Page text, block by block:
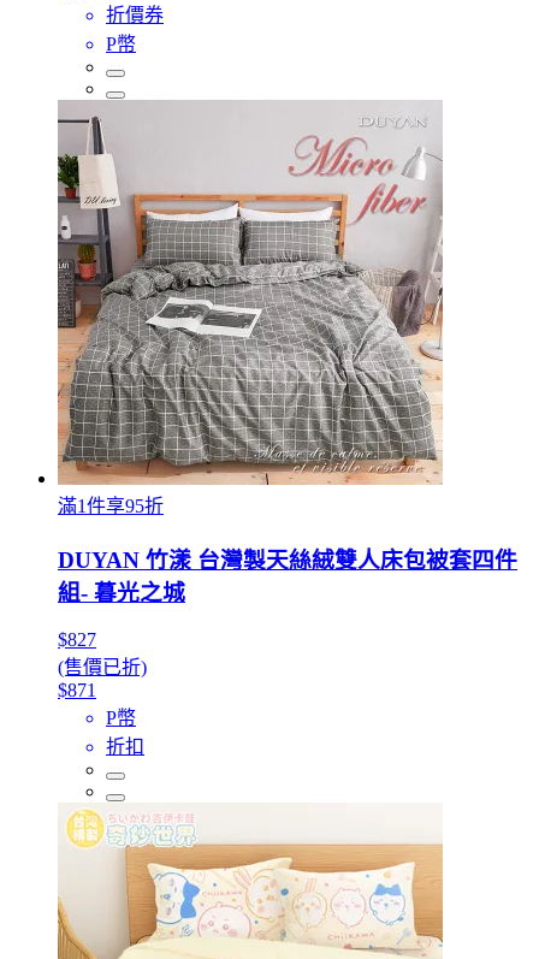
折價券
P幣
滿1件享95折
DUYAN 竹漾 台灣製天絲絨雙人床包被套四件
組- 暮光之城
$827
(售價已折)
$871
P幣
折扣